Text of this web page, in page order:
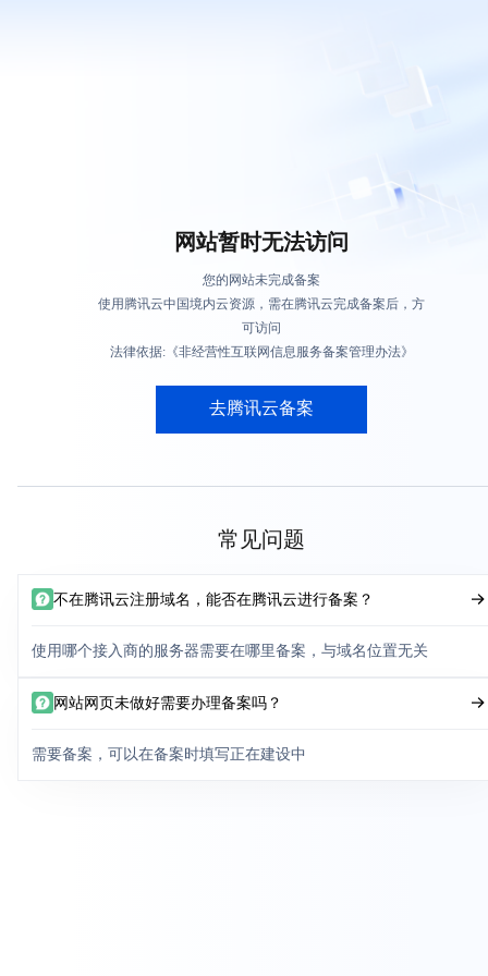
网站暂时无法访问
您的网站未完成备案
使用腾讯云中国境内云资源，需在腾讯云完成备案后，方
可访问
法律依据:《非经营性互联网信息服务备案管理办法》
去腾讯云备案
常见问题
不在腾讯云注册域名，能否在腾讯云进行备案？
使用哪个接入商的服务器需要在哪里备案，与域名位置无关
网站网页未做好需要办理备案吗？
需要备案，可以在备案时填写正在建设中